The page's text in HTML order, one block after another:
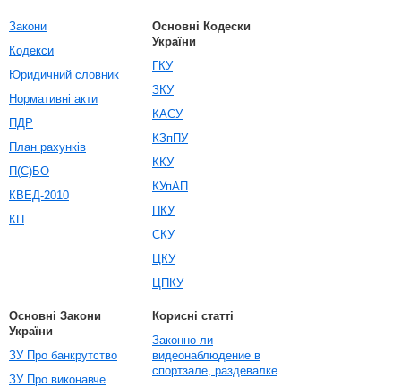
Закони
Кодекси
Юридичний словник
Нормативні акти
ПДР
План рахунків
П(С)БО
КВЕД-2010
КП
Основні Кодески
України
ГКУ
ЗКУ
КАСУ
КЗпПУ
ККУ
КУпАП
ПКУ
СКУ
ЦКУ
ЦПКУ
Основні Закони
України
ЗУ Про банкрутство
ЗУ Про виконавче
Корисні статті
Законно ли
видеонаблюдение в
спортзале, раздевалке